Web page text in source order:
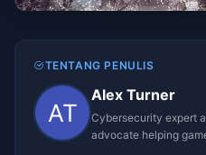
TENTANG PENULIS
Alex Turner
Cybersecurity expert
advocate helping